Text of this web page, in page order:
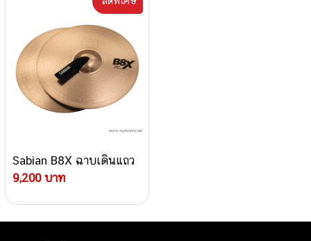
Sabian B8X ฉาบเดินแถว
9,200 บาท